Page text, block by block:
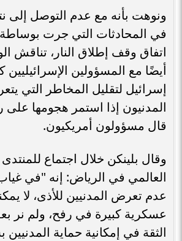
ونوهت بأنه مع عدم التوصل إلى
في المحادثات التي جرت
اتفاق وقف إطلاق النار، تناقش
أيضًا مع المسؤولين
إسرائيل لتقليل المخاطر التي
المدنيون إذا استمر هجومها
قال مسؤولون أمريكيون.
وقال بلينكن خلال اجتماع
العالمي في الرياض: إنه "في
عدم تعرض المدنيين للأذى، لا
عسكرية كبيرة في رفح، ولم نر
الثقة في إمكانية حماية